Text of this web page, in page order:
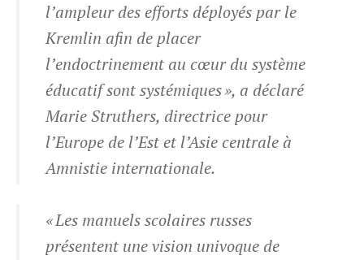
l’ampleur des efforts déployés par le
Kremlin afin de placer
l’endoctrinement au cœur du système
éducatif sont systémiques », a déclaré
Marie Struthers, directrice pour
l’Europe de l’Est et l’Asie centrale à
Amnistie internationale.
« Les manuels scolaires russes
présentent une vision univoque de